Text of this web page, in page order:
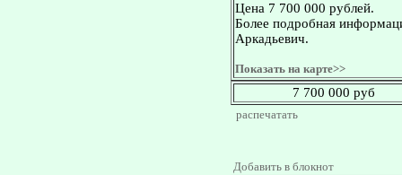
Цена 7 700 000 рублей.
Более подробная
Аркадьевич.
Показать на карте>>
7 700 000 руб
распечатать
Добавить в блокнот